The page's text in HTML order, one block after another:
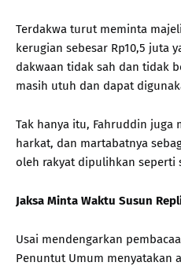
Terdakwa turut meminta
kerugian sebesar Rp10,5 juta
dakwaan tidak sah dan tidak
masih utuh dan dapat
Tak hanya itu, Fahruddin juga
harkat, dan martabatnya
oleh rakyat dipulihkan seperti
Jaksa Minta Waktu Susun
Usai mendengarkan
Penuntut Umum menyatakan